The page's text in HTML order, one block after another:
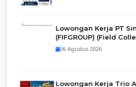
Lowongan Kerja PT
(FIFGROUP) (Field
06 Agustus 2026
Lowongan Kerja Trio